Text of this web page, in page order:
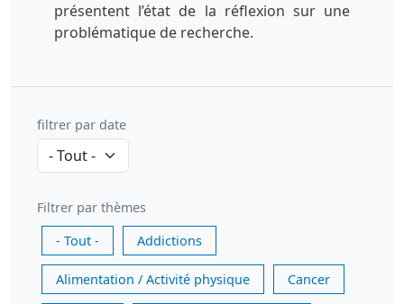
présentent l’état de la réflexion sur une
problématique de recherche.
filtrer par date
Filtrer par thèmes
- Tout -
Addictions
Alimentation / Activité physique Cancer